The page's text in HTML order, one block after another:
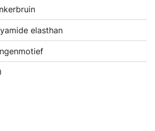
elasthan